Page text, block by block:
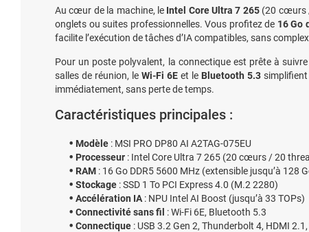
Au cœur de la machine, le Intel Core Ultra 7 265(20 cœurs
onglets ou suites professionnelles. Vous profitez de 16 Go
facilite l’exécution de tâches d’IA compatibles, sans
Pour un poste polyvalent, la connectique est prête à
salles de réunion, leWi-Fi 6E et le Bluetooth 5.3
immédiatement, sans perte de temps.
Caractéristiques principales :
Modèle : MSI PRO DP80 AI A2TAG-075EU
Processeur : Intel Core Ultra 7 265 (20 cœurs / 20
RAM : 16 Go DDR5 5600 MHz (extensible jusqu’à 128
Stockage : SSD 1 To PCI Express 4.0 (M.2 2280)
Accélération IA : NPU Intel AI Boost (jusqu’à 33 TOPs)
Connectivité sans fil : Wi-Fi 6E, Bluetooth 5.3
Connectique : USB 3.2 Gen 2, Thunderbolt 4, HDMI